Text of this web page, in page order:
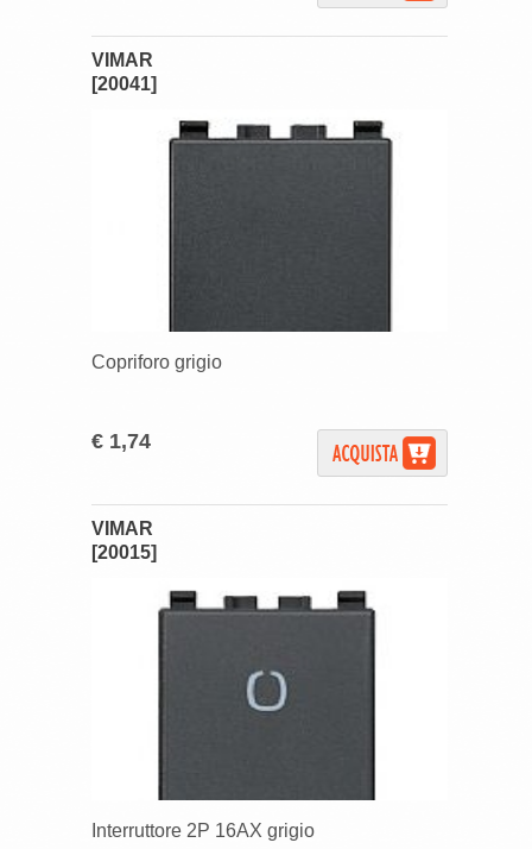
VIMAR
[20041]
Copriforo grigio
€ 1,74
VIMAR
[20015]
Interruttore 2P 16AX grigio